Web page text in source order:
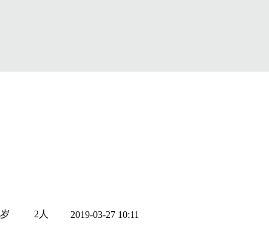
2人 2019-03-27 10:11